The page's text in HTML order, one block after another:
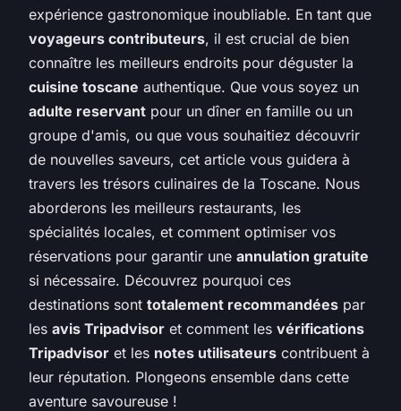
expérience gastronomique inoubliable. En tant que
voyageurs contributeurs, il est crucial de bien
connaître les meilleurs endroits pour déguster la
cuisine toscane authentique. Que vous soyez un
adulte reservant pour un dîner en famille ou un
groupe d'amis, ou que vous souhaitiez découvrir
de nouvelles saveurs, cet article vous guidera à
travers les trésors culinaires de la Toscane. Nous
aborderons les meilleurs restaurants, les
spécialités locales, et comment optimiser vos
réservations pour garantir une annulation gratuite
si nécessaire. Découvrez pourquoi ces
destinations sont totalement recommandées par
les avis Tripadvisor et comment les vérifications
Tripadvisor et les notes utilisateurs contribuent à
leur réputation. Plongeons ensemble dans cette
aventure savoureuse !